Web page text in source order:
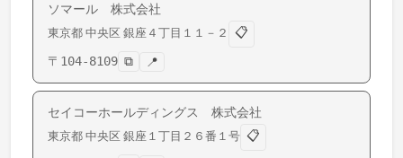
ソマール 株式会社
東京都 中央区 銀座 ４丁目１１－２
📋
〒 104-8109 ⧉ 📍
セイコーホールディングス 株式会社
東京都 中央区 銀座 １丁目２６番１号 📋